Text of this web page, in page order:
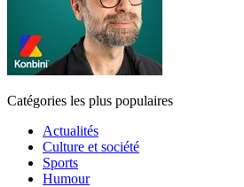
Catégories les plus populaires
Actualités
Culture et société
Sports
Humour